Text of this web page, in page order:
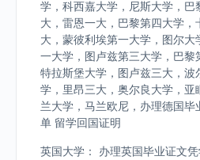
学，科西嘉大学，尼斯大学，巴
大，雷恩一大，巴黎第四大学，
大，蒙彼利埃第一大学，图尔大
一大学，图卢兹第三大学，巴
特拉斯堡大学，图卢兹三大，波
学，里昂三大，奥尔良大学，亚
兰大学，马兰欧尼，办理德国
单 留学回国证明
英国大学： 办理英国毕业证文